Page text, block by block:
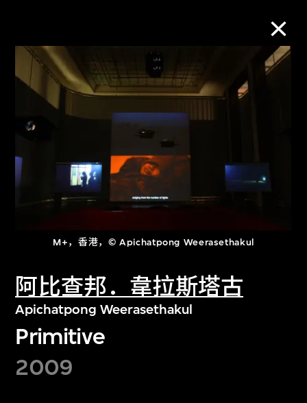
M+，香港，© Apichatpong Weerasethakul
阿比查邦．韋拉斯塔古
Apichatpong Weerasethakul
Primitive
2009
M+藏品
进一步筛选
文化藏品。